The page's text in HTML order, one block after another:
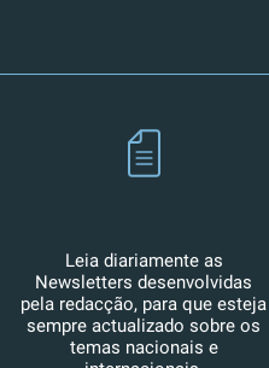
Leia diariamente as
Newsletters desenvolvidas
pela redacção, para que esteja
sempre actualizado sobre os
temas nacionais e